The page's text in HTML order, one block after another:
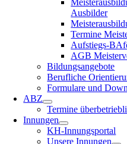
Ausbilder
Termine
Aufstiegs-
AGB
Bildungsangebote
Berufliche
Formulare und
ABZ
Termine
Innungen
KH-Innungsportal
Unsere Innungen